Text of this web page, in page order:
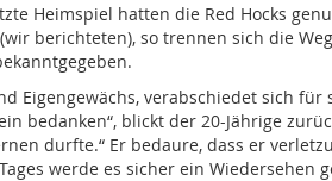
Heimspiel hatten die Red Hocks
berichteten), so trennen sich die
Eigengewächs, verabschiedet sich
bedanken“, blickt der 20-Jährige
durfte.“ Er bedaure, dass er
werde es sicher ein Wiedersehen